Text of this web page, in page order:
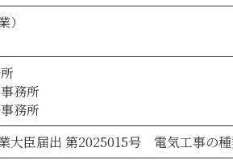
務所
務所
大臣届出 第2025015号 電気工事の